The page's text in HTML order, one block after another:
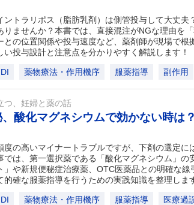
ントラリポス（脂肪乳剤）は側管投与して大丈夫
りませんか？本書では、直接混注がNGな理由を
との位置関係や投与速度など、薬剤師が現場で根
い投与設計と注意点を分かりやすく解説します！
薬物療法・作用機序 服薬指導 副作用
つ、妊婦と薬の話
酸化マグネシウムで効かない時は？
度の高いマイナートラブルですが、下剤の選定に
では、第一選択薬である「酸化マグネシウム」の
」や新規便秘症治療薬、OTC医薬品との明確な線
的確な服薬指導を行うための実践知識を整理しま
薬物療法・作用機序 服薬指導 医療過